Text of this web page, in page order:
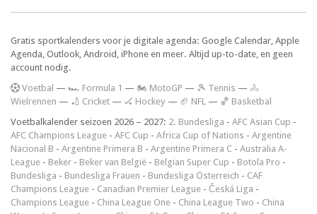
Gratis sportkalenders voor je digitale agenda: Google Calendar, Apple
Agenda, Outlook, Android, iPhone en meer. Altijd up-to-date, en geen
account nodig.
Voetbal — 🏎️ Formula 1 — 🏍 MotoGP — 🎾 Tennis — 🚴
Wielrennen — 🏏 Cricket — 🏑 Hockey — 🏈 NFL — 🏀 Basketbal
Voetbalkalender seizoen 2026 – 2027: 2. Bundesliga - AFC Asian Cup -
AFC Champions League - AFC Cup - Africa Cup of Nations - Argentine
Nacional B - Argentine Primera B - Argentine Primera C - Australia A-
League - Beker - Beker van België - Belgian Super Cup - Botola Pro -
Bundesliga - Bundesliga Frauen - Bundesliga Österreich - CAF
Champions League - Canadian Premier League - Česká Liga -
Champions League - China League One - China League Two - China